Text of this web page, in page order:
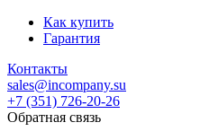
Как купить
Гарантия
Контакты
sales@incompany.su
+7 (351) 726-20-26
Обратная связь